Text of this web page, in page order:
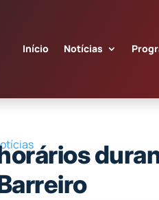
Início Notícias